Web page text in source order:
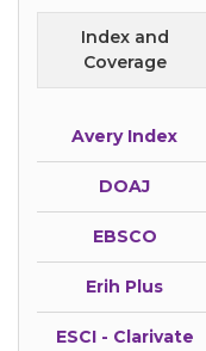
Index and
Coverage
Avery Index
DOAJ
EBSCO
Erih Plus
ESCI - Clarivate